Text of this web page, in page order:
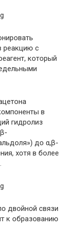
реакцию с
который
в
гидролиз
до α,β-
хотя в более
двойной связи
к образованию